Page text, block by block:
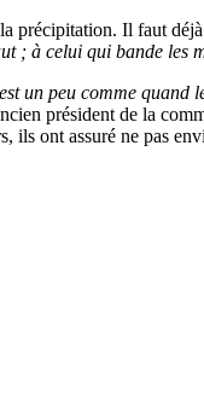
précipitation. Il faut
; à celui qui bande les
un peu comme quand
président de la
ont assuré ne pas